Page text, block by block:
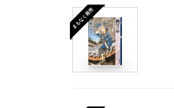
まもなく発売